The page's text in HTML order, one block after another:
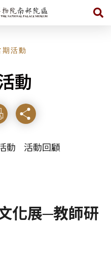
期活動
動
分享
動 活動回顧
化展─教師研